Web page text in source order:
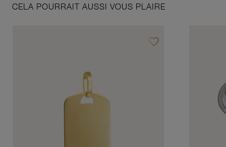
CELA POURRAIT AUSSI VOUS PLAIRE
favorite_borderAjouter à vos favoris